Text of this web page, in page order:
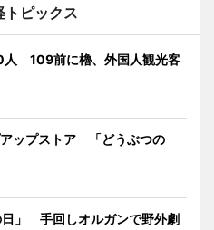
トピックス
人 109前に櫓、外国人観光客
ップストア 「どうぶつの
」 手回しオルガンで野外劇